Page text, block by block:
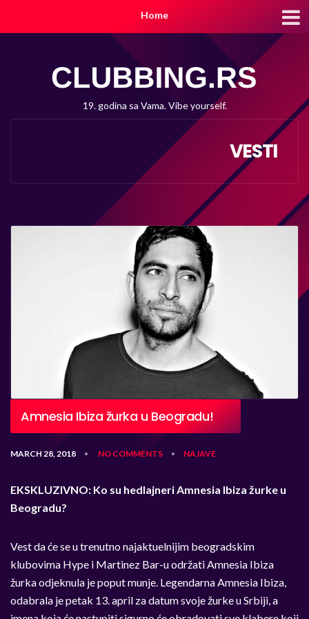
Home
19. godina sa Vama. Vibe yourself.
VESTI
Amnesia Ibiza žurka u Beogradu!
MARCH 28, 2018 • NO COMMENTS • NAJAVE
EKSKLUZIVNO: Ko su hedlajneri Amnesia Ibiza žurke u
Beogradu?
Vest da će se u trenutno najaktuelnijim beogradskim
klubovima Hype i Martinez Bar-u održati Amnesia Ibiza
žurka odjeknula je poput munje. Legendarna Amnesia Ibiza,
odabrala je petak 13. april za datum svoje žurke u Srbiji, a